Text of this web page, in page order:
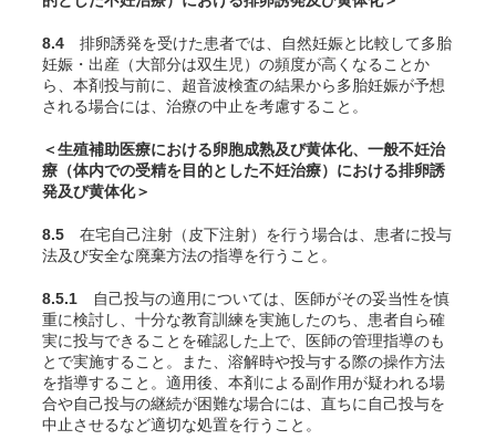
8.4 排卵誘発を受けた患者では、自然妊娠と比較して多胎
妊娠・出産（大部分は双生児）の頻度が高くなることか
ら、本剤投与前に、超音波検査の結果から多胎妊娠が予想
される場合には、治療の中止を考慮すること。
＜生殖補助医療における卵胞成熟及び黄体化、一般不妊治
療（体内での受精を目的とした不妊治療）における排卵誘
発及び黄体化＞
8.5 在宅自己注射（皮下注射）を行う場合は、患者に投与
法及び安全な廃棄方法の指導を行うこと。
8.5.1 自己投与の適用については、医師がその妥当性を慎
重に検討し、十分な教育訓練を実施したのち、患者自ら確
実に投与できることを確認した上で、医師の管理指導のも
とで実施すること。また、溶解時や投与する際の操作方法
を指導すること。適用後、本剤による副作用が疑われる場
合や自己投与の継続が困難な場合には、直ちに自己投与を
中止させるなど適切な処置を行うこと。